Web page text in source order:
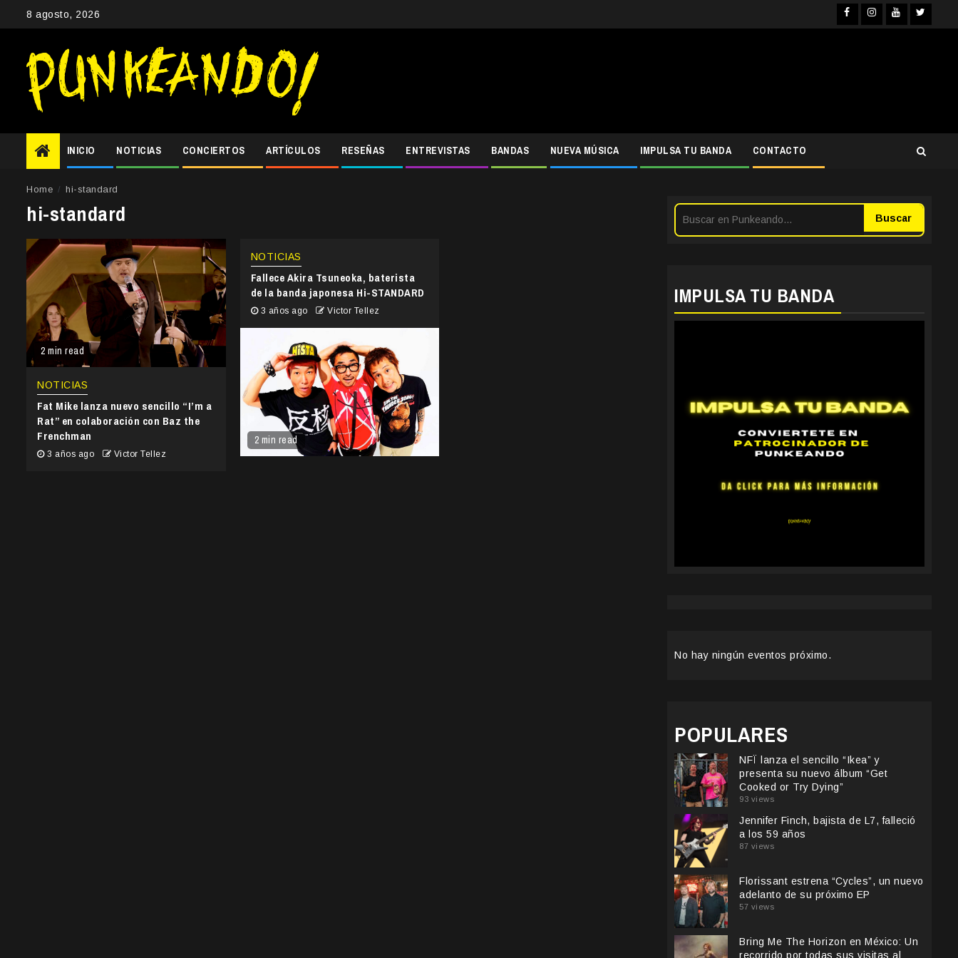
8 agosto, 2026 Facebook
Instagram
INICIO NOTICIAS CONCIERTOS ARTÍCULOS RESEÑAS ENTREVISTAS BANDAS NUEVA MÚSICA IMPULSA TU BANDA CONTACTO
Home hi-standard
hi-standard
2 min read
NOTICIAS
Fat Mike lanza nuevo sencillo “I’m a
Rat” en colaboración con Baz the
Frenchman
3 años ago Victor Tellez
2 min read
NOTICIAS
Fallece Akira Tsuneoka, baterista
de la banda japonesa Hi-STANDARD
3 años ago Victor Tellez
Buscar
IMPULSA TU BANDA
No hay ningún eventos próximo.
POPULARES
NFÏ lanza el sencillo “Ikea” y
presenta su nuevo álbum “Get
Cooked or Try Dying”
93 views
Jennifer Finch, bajista de L7, falleció
a los 59 años
87 views
Florissant estrena “Cycles”, un nuevo
adelanto de su próximo EP
57 views
Bring Me The Horizon en México: Un
recorrido por todas sus visitas al